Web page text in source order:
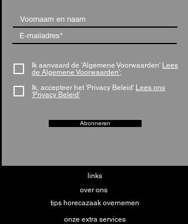
Ik aanvaard de 'Algemene Voorwaarden' Lees
de Algemene Voorwaarden';
Ik, accepteer het 'Privacy Beleid' Lees ons
'Privacy Beleid'
Abonneren
links
over ons
tips horecazaak overnemen
onze extra services